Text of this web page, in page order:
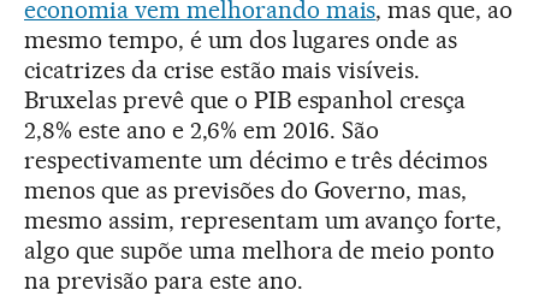
economia vem melhorando mais, mas que, ao
mesmo tempo, é um dos lugares onde as
cicatrizes da crise estão mais visíveis.
Bruxelas prevê que o PIB espanhol cresça
2,8% este ano e 2,6% em 2016. São
respectivamente um décimo e três décimos
menos que as previsões do Governo, mas,
mesmo assim, representam um avanço forte,
algo que supõe uma melhora de meio ponto
na previsão para este ano.